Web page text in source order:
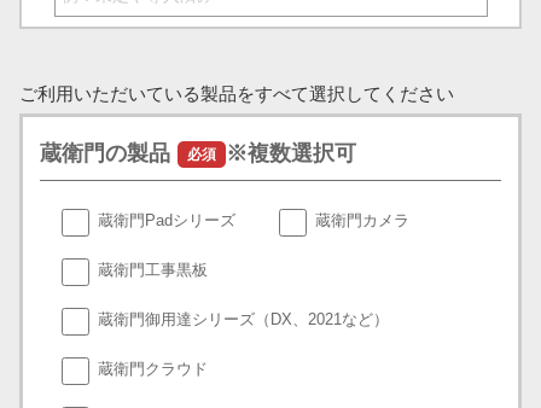
ご利用いただいている製品をすべて選択してください
蔵衛門の製品 必須 ※複数選択可
蔵衛門Padシリーズ 蔵衛門カメラ
蔵衛門工事黒板
蔵衛門御用達シリーズ（DX、2021など）
蔵衛門クラウド